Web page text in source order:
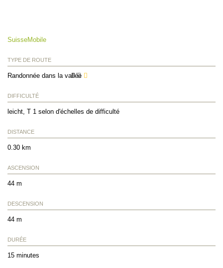
SuisseMobile
TYPE DE ROUTE
Randonnée dans la vallée
DIFFICULTÉ
leicht, T 1 selon d'échelles de difficulté
DISTANCE
0.30 km
ASCENSION
44 m
DESCENSION
44 m
DURÉE
15 minutes